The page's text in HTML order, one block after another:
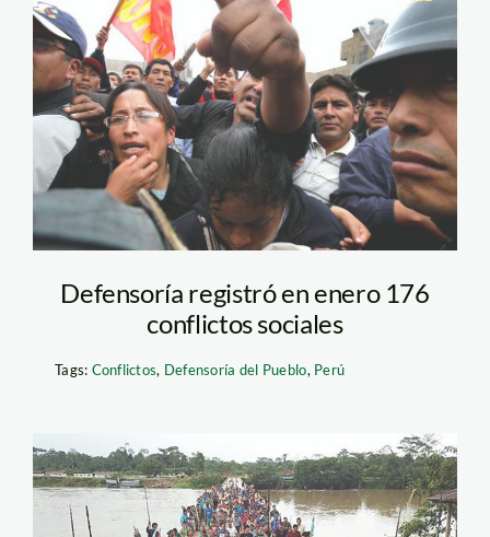
huelga—andina
Defensoría registró en enero 176
conflictos sociales
Tags: Conflictos, Defensoría del Pueblo, Perú